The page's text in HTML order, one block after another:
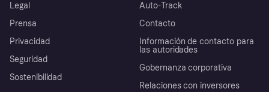
Legal
Prensa
Privacidad
Seguridad
Sostenibilidad
Auto-Track
Contacto
Información de contacto para
las autoridades
Gobernanza corporativa
Relaciones con inversores